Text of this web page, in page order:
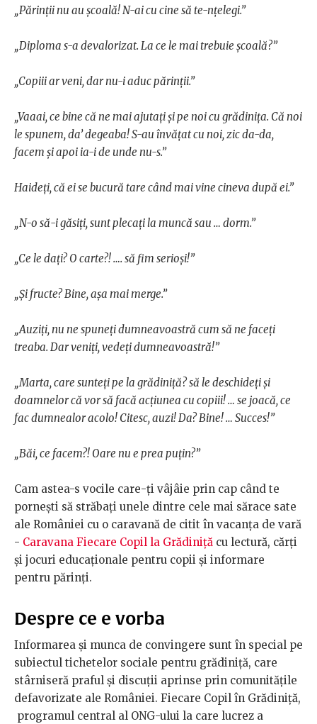
„Părinții nu au școală! N-ai cu cine să te-nțelegi.”
„Diploma s-a devalorizat. La ce le mai trebuie școală?”
„Copiii ar veni, dar nu-i aduc părinții.”
„Vaaai, ce bine că ne mai ajutați și pe noi cu grădinița. Că noi
le spunem, da’ degeaba! S-au învățat cu noi, zic da-da,
facem și apoi ia-i de unde nu-s.”
Haideți, că ei se bucură tare când mai vine cineva după ei.”
„N-o să-i găsiți, sunt plecați la muncă sau … dorm.”
„Ce le dați? O carte?! …. să fim serioși!”
„Și fructe? Bine, așa mai merge.”
„Auziți, nu ne spuneți dumneavoastră cum să ne faceți
treaba. Dar veniți, vedeți dumneavoastră!”
„Marta, care sunteți pe la grădiniță? să le deschideți și
doamnelor că vor să facă acțiunea cu copiii! … se joacă, ce
fac dumnealor acolo! Citesc, auzi! Da? Bine! … Succes!”
„Băi, ce facem?! Oare nu e prea puțin?”
Cam astea-s vocile care-ți vâjâie prin cap când te
pornești să străbați unele dintre cele mai sărace sate
ale României cu o caravană de citit în vacanța de vară
- Caravana Fiecare Copil la Grădiniță cu lectură, cărți
și jocuri educaționale pentru copii și informare
pentru părinți.
Despre ce e vorba
Informarea și munca de convingere sunt în special pe
subiectul tichetelor sociale pentru grădiniță, care
stârniseră praful și discuții aprinse prin comunitățile
defavorizate ale României. Fiecare Copil în Grădiniță,
programul central al ONG-ului la care lucrez a